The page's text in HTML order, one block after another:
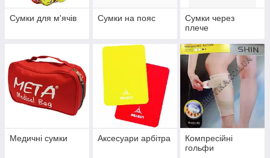
Сумки для м'ячів Сумки на пояс
Сумки через
плече
Медичні сумки Аксесуари арбітра
Компресійні
гольфи